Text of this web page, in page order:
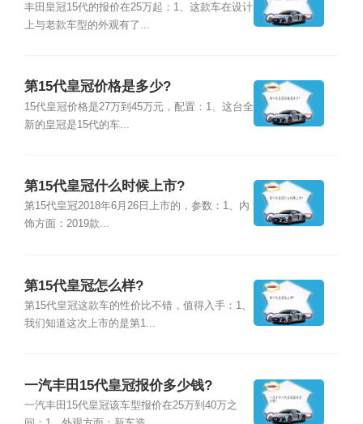
丰田皇冠15代的报价在25万起：1、这款车在设计
上与老款车型的外观有了...
第15代皇冠价格是多少?
15代皇冠价格是27万到45万元，配置：1、这台全
新的皇冠是15代的车...
第15代皇冠什么时候上市?
第15代皇冠2018年6月26日上市的，参数：1、内
饰方面：2019款...
第15代皇冠怎么样?
第15代皇冠这款车的性价比不错，值得入手：1、
我们知道这次上市的是第1...
一汽丰田15代皇冠报价多少钱?
一汽丰田15代皇冠该车型报价在25万到40万之